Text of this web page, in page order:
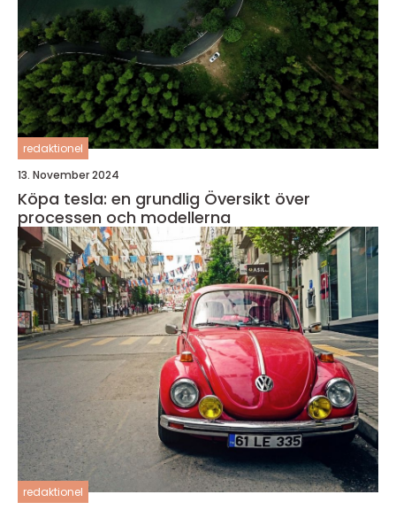
redaktionel
13. November 2024
Köpa tesla: en grundlig Översikt över
processen och modellerna
redaktionel